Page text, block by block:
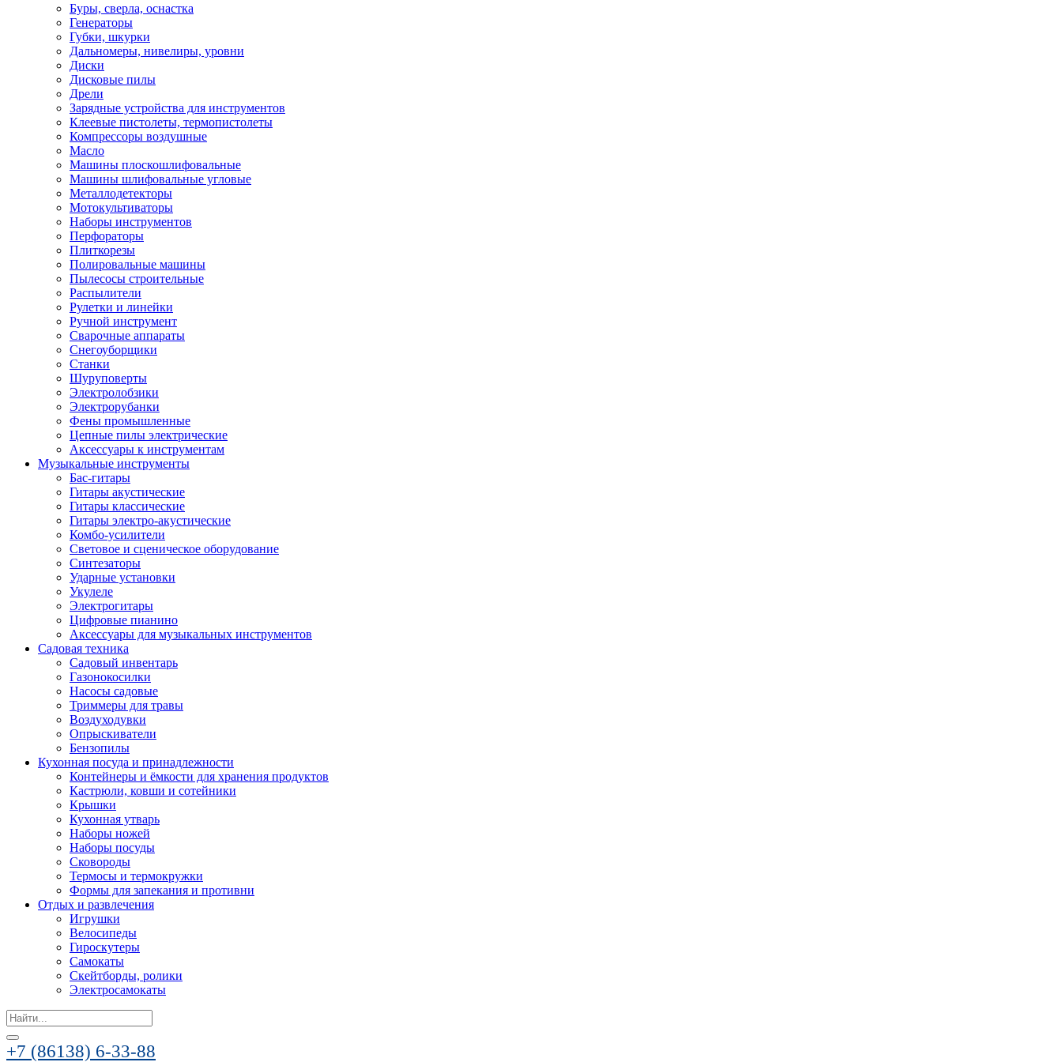
Буры, сверла, оснастка
Генераторы
Губки, шкурки
Дальномеры, нивелиры, уровни
Диски
Дисковые пилы
Дрели
Зарядные устройства для инструментов
Клеевые пистолеты, термопистолеты
Компрессоры воздушные
Масло
Машины плоскошлифовальные
Машины шлифовальные угловые
Металлодетекторы
Мотокультиваторы
Наборы инструментов
Перфораторы
Плиткорезы
Полировальные машины
Пылесосы строительные
Распылители
Рулетки и линейки
Ручной инструмент
Сварочные аппараты
Снегоуборщики
Станки
Шуруповерты
Электролобзики
Электрорубанки
Фены промышленные
Цепные пилы электрические
Аксессуары к инструментам
Музыкальные инструменты
Бас-гитары
Гитары акустические
Гитары классические
Гитары электро-акустические
Комбо-усилители
Световое и сценическое оборудование
Синтезаторы
Ударные установки
Укулеле
Электрогитары
Цифровые пианино
Аксессуары для музыкальных инструментов
Садовая техника
Садовый инвентарь
Газонокосилки
Насосы садовые
Триммеры для травы
Воздуходувки
Опрыскиватели
Бензопилы
Кухонная посуда и принадлежности
Контейнеры и ёмкости для хранения продуктов
Кастрюли, ковши и сотейники
Крышки
Кухонная утварь
Наборы ножей
Наборы посуды
Сковороды
Термосы и термокружки
Формы для запекания и противни
Отдых и развлечения
Игрушки
Велосипеды
Гироскутеры
Самокаты
Скейтборды, ролики
Электросамокаты
Search
for:
+7 (86138) 6-33-88